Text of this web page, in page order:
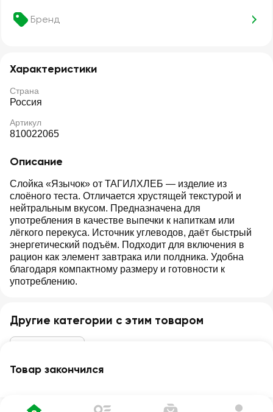
Бренд
Характеристики
Страна
Россия
Артикул
810022065
Описание
Слойка «Язычок» от ТАГИЛХЛЕБ — изделие из
слоёного теста. Отличается хрустящей текстурой и
нейтральным вкусом. Предназначена для
употребления в качестве выпечки к напиткам или
лёгкого перекуса. Источник углеводов, даёт быстрый
энергетический подъём. Подходит для включения в
рацион как элемент завтрака или полдника. Удобна
благодаря компактному размеру и готовности к
употреблению.
Другие категории с этим товаром
Товар закончился